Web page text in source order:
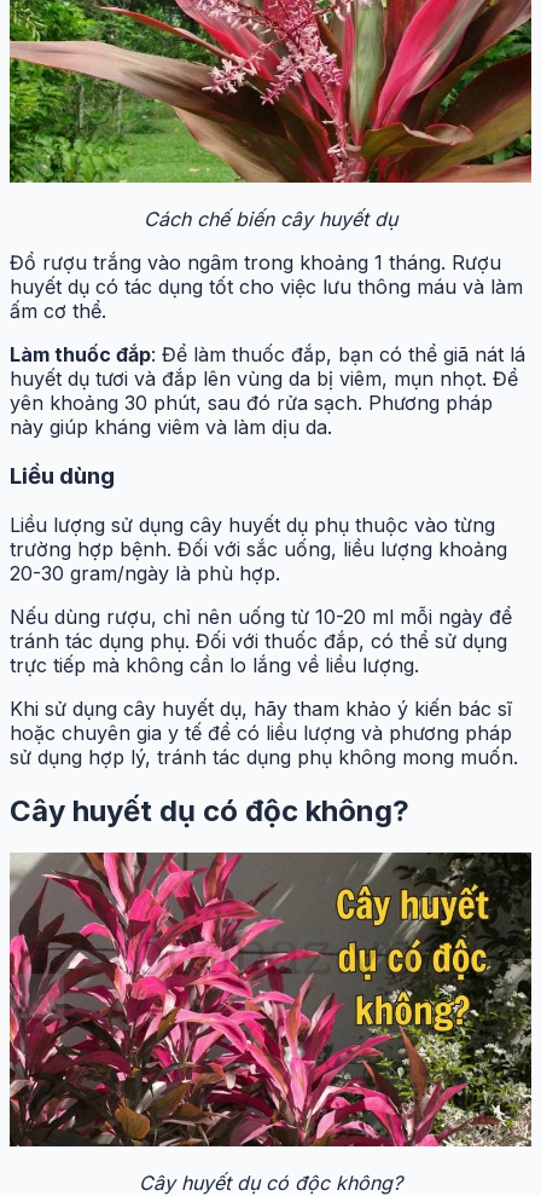
Cách chế biến cây huyết dụ
Đổ rượu trắng vào ngâm trong khoảng 1 tháng. Rượu
huyết dụ có tác dụng tốt cho việc lưu thông máu và làm
ấm cơ thể.
Làm thuốc đắp: Để làm thuốc đắp, bạn có thể giã nát lá
huyết dụ tươi và đắp lên vùng da bị viêm, mụn nhọt. Để
yên khoảng 30 phút, sau đó rửa sạch. Phương pháp
này giúp kháng viêm và làm dịu da.
Liều dùng
Liều lượng sử dụng cây huyết dụ phụ thuộc vào từng
trường hợp bệnh. Đối với sắc uống, liều lượng khoảng
20-30 gram/ngày là phù hợp.
Nếu dùng rượu, chỉ nên uống từ 10-20 ml mỗi ngày để
tránh tác dụng phụ. Đối với thuốc đắp, có thể sử dụng
trực tiếp mà không cần lo lắng về liều lượng.
Khi sử dụng cây huyết dụ, hãy tham khảo ý kiến bác sĩ
hoặc chuyên gia y tế để có liều lượng và phương pháp
sử dụng hợp lý, tránh tác dụng phụ không mong muốn.
Cây huyết dụ có độc không?
Cây huyết dụ có độc không?